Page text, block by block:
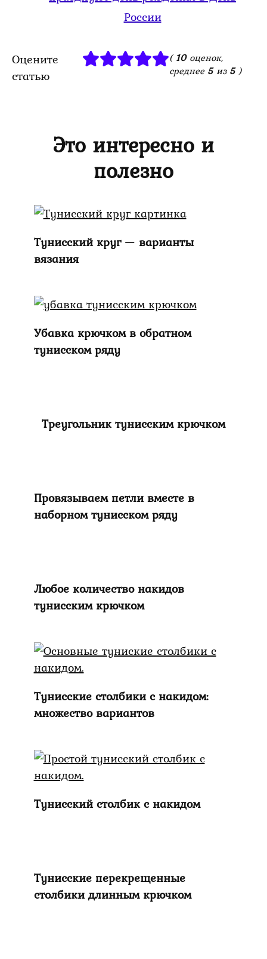
России
Оцените
статью
(10оценок,
среднее 5из 5)
Это интересно и
полезно
Тунисский круг — варианты
вязания
Убавка крючком в обратном
тунисском ряду
Треугольник тунисским крючком
Провязываем петли вместе в
наборном тунисском ряду
Любое количество накидов
тунисским крючком
Тунисские столбики с накидом:
множество вариантов
Тунисский столбик с накидом
Тунисские перекрещенные
столбики длинным крючком